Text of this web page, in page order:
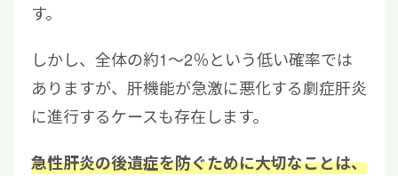
す。
しかし、全体の約1～2％という低い確率では
ありますが、肝機能が急激に悪化する劇症肝炎
に進行するケースも存在します。
急性肝炎の後遺症を防ぐために大切なことは、